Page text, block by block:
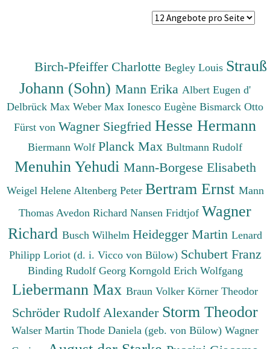
sortiert:
Birch-Pfeiffer CharlotteBegley Louis Strauß
Johann (Sohn) Mann Erika Albert Eugen d'
Delbrück Max Weber Max Ionesco Eugène Bismarck Otto
Fürst von Wagner Siegfried Hesse Hermann
Biermann Wolf Planck Max Bultmann Rudolf
Menuhin Yehudi Mann-Borgese Elisabeth
Weigel Helene Altenberg Peter Bertram Ernst Mann
Thomas Avedon Richard Nansen Fridtjof Wagner
Richard Busch Wilhelm Heidegger Martin Lenard
Philipp Loriot (d. i. Vicco von Bülow) Schubert Franz
Binding Rudolf Georg Korngold Erich Wolfgang
Liebermann Max Braun Volker Körner Theodor
Schröder Rudolf Alexander Storm Theodor
Walser Martin Thode Daniela (geb. von Bülow) Wagner